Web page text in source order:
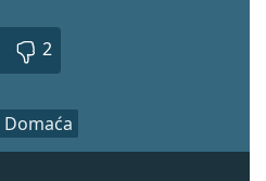
2
Domaća